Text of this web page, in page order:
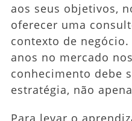
aos seus objetivos,
oferecer uma
contexto de negócio.
anos no mercado
conhecimento debe
estratégia, não
Para levar o